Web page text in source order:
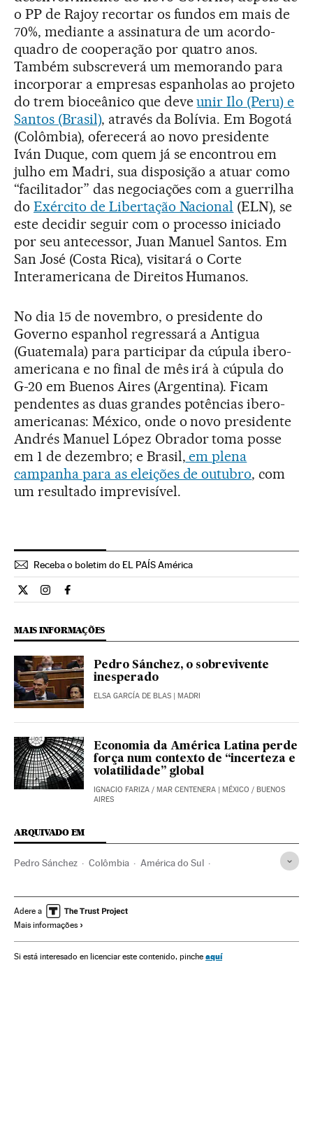
o PP de Rajoy recortar os fundos em mais de
70%, mediante a assinatura de um acordo-
quadro de cooperação por quatro anos.
Também subscreverá um memorando para
incorporar a empresas espanholas ao projeto
do trem bioceânico que deveunir Ilo (Peru) e
Santos (Brasil), através da Bolívia. Em Bogotá
(Colômbia), oferecerá ao novo presidente
Iván Duque, com quem já se encontrou em
julho em Madri, sua disposição a atuar como
“facilitador” das negociações com a guerrilha
do Exército de Libertação Nacional (ELN), se
este decidir seguir com o processo iniciado
por seu antecessor, Juan Manuel Santos. Em
San José (Costa Rica), visitará o Corte
Interamericana de Direitos Humanos.
No dia 15 de novembro, o presidente do
Governo espanhol regressará a Antigua
(Guatemala) para participar da cúpula ibero-
americana e no final de mês irá à cúpula do
G-20 em Buenos Aires (Argentina). Ficam
pendentes as duas grandes potências ibero-
americanas: México, onde o novo presidente
Andrés Manuel López Obrador toma posse
em 1 de dezembro; e Brasil, em plena
campanha para as eleições de outubro, com
um resultado imprevisível.
Receba o boletim do EL PAÍS América
Internacional El País Brasil en Twitter
Internacional El País Brasil en Instagram
Internacional El País Brasil en Facebook
MAIS INFORMAÇÕES
Pedro Sánchez, o sobrevivente
inesperado
ELSA GARCÍA DE BLAS | MADRI
Economia da América Latina perde
força num contexto de “incerteza e
volatilidade” global
IGNACIO FARIZA / MAR CENTENERA | MÉXICO / BUENOS
AIRES
ARQUIVADO EM
Pedro Sánchez Colômbia América do Sul
Governo de Espanha Presidência Governo Espanha
Administração Estado
Política
Adere a
Mais informações
Si está interesado en licenciar este contenido, pinche aquí